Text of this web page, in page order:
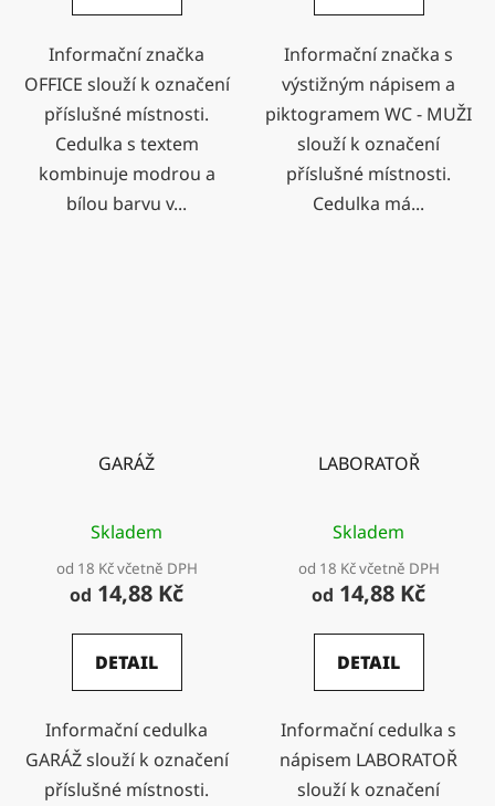
Informační značka
OFFICE slouží k označení
příslušné místnosti.
Cedulka s textem
kombinuje modrou a
bílou barvu v...
Informační značka s
výstižným nápisem a
piktogramem WC - MUŽI
slouží k označení
příslušné místnosti.
Cedulka má...
GARÁŽ
Skladem
od 18 Kč včetně DPH
od 14,88 Kč
DETAIL
Informační cedulka
GARÁŽ slouží k označení
příslušné místnosti.
LABORATOŘ
Skladem
od 18 Kč včetně DPH
od 14,88 Kč
DETAIL
Informační cedulka s
nápisem LABORATOŘ
slouží k označení